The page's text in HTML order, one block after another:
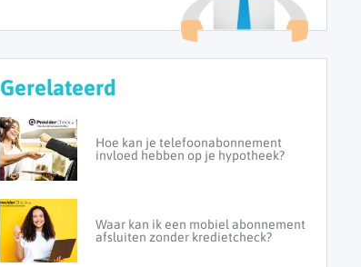
Gerelateerd
Hoe kan je telefoonabonnement
invloed hebben op je hypotheek?
Waar kan ik een mobiel abonnement
afsluiten zonder kredietcheck?